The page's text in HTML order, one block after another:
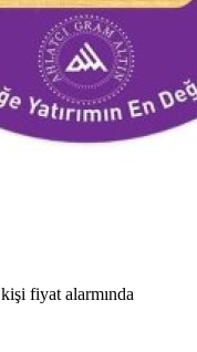
kişi fiyat alarmında